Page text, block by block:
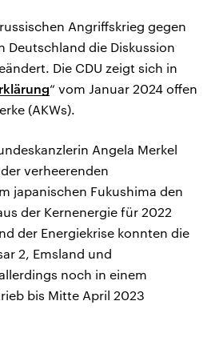
Angriffskrieg gegen
Deutschland die Diskussion
Die CDU zeigt sich in
“ vom Januar 2024 offen
(AKWs).
Angela Merkel
verheerenden
japanischen Fukushima den
der Kernenergie für 2022
der Energiekrise konnten die
2, Emsland und
noch in einem
bis Mitte April 2023